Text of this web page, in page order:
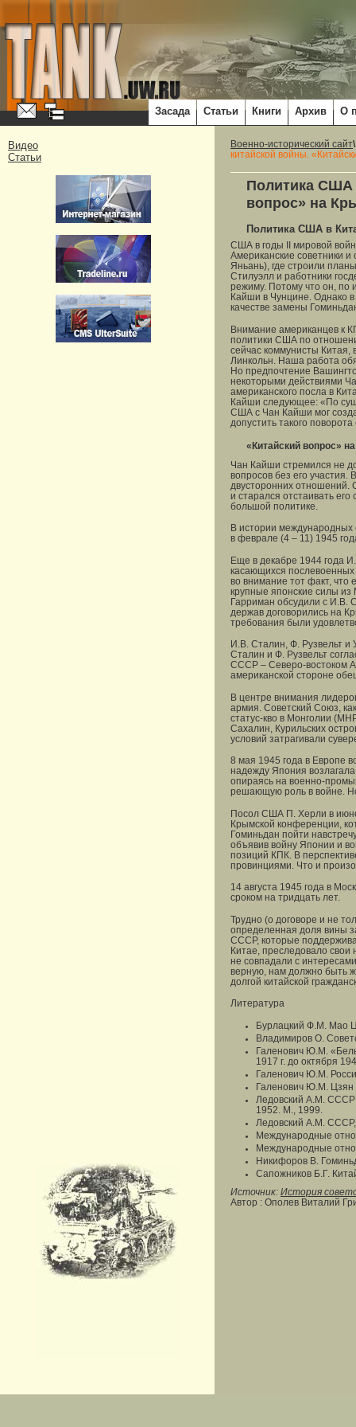
Засада Статьи Книги Архив О
Видео
Статьи
Военно-исторический сайт
китайской войны.
Политика США
вопрос» на
Политика США в
США в годы II мировой
Американские советники
Яньань), где строили
Стилуэлл и работники
режиму. Потому что он, по
Кайши в Чунцине. Однако в
качестве замены
Внимание американцев к
политики США по
сейчас коммунисты
Линкольн. Наша работа
Но предпочтение
некоторыми действиями
американского посла в
Кайши следующее: «По
США с Чан Кайши мог
допустить такого
«Китайский вопрос»
Чан Кайши стремился не
вопросов без его
двусторонних отношений.
и старался отстаивать
большой политике.
В истории
в феврале (4 – 11) 1945
Еще в декабре 1944 года
касающихся
во внимание тот факт, что
крупные японские силы
Гарриман обсудили с И.В.
держав договорились на
требования были
И.В. Сталин, Ф. Рузвельт и
Сталин и Ф. Рузвельт
СССР – Северо-востоком
американской стороне
В центре внимания
армия. Советский Союз,
статус-кво в Монголии
Сахалин, Курильских
условий затрагивали
8 мая 1945 года в Европе
надежду Япония
опираясь на военно-
решающую роль в войне.
Посол США П. Херли в
Крымской конференции,
Гоминьдан пойти
объявив войну Японии и
позиций КПК. В
провинциями. Что и
14 августа 1945 года в
сроком на тридцать лет.
Трудно (о договоре и не
определенная доля вины
СССР, которые
Китае, преследовало
не совпадали с
верную, нам должно быть
долгой китайской
Литература
Бурлацкий Ф.М. Мао
Владимиров О.
Галенович Ю.М.
1917 г. до октября
Галенович Ю.М.
Галенович Ю.М. Цзян
Ледовский А.М. СССР
1952. М., 1999.
Ледовский А.М.
Международные
Международные
Никифоров В.
Сапожников Б.Г.
Источник: История
Автор : Ополев Виталий